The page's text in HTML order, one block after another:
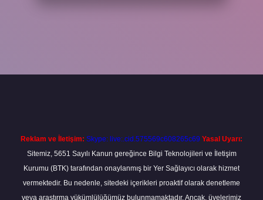
Reklam ve İletişim: Skype: live:.cid.575569c608265c69 Yasal Uyarı:
Sitemiz, 5651 Sayılı Kanun gereğince Bilgi Teknolojileri ve İletişim
Kurumu (BTK) tarafından onaylanmış bir Yer Sağlayıcı olarak hizmet
vermektedir. Bu nedenle, sitedeki içerikleri proaktif olarak denetleme
veya araştırma yükümlülüğümüz bulunmamaktadır. Ancak, üyelerimiz